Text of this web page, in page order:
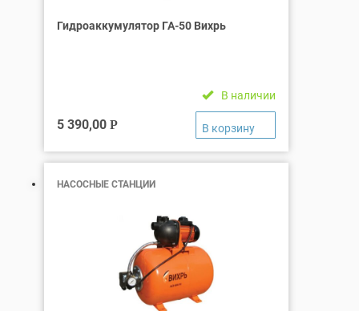
Гидроаккумулятор ГА-50 Вихрь
В наличии
5 390,00 Р
НАСОСНЫЕ СТАНЦИИ